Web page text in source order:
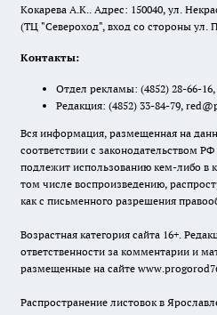
Кокарева А.К.. Адрес: 150040, ул.
(ТЦ "Североход", вход со стороны ул.
Контакты:
Отдел рекламы: (4852) 28-66-16,
Редакция: (4852) 33-84-79,
Вся информация, размещенная на
соответствии с законодательством
подлежит использованию кем-либо в
том числе воспроизведению,
как с письменного разрешения
Возрастная категория сайта 16+.
ответственности за комментарии и
размещенные на сайте
Распространение листовок в